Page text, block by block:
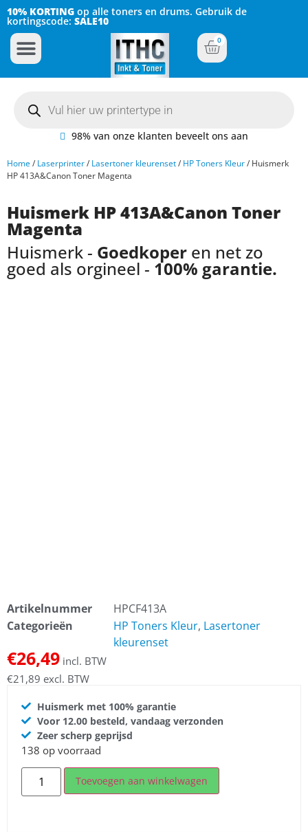
10% KORTING op alle toners en drums. Gebruik de
kortingscode: SALE10
0
98% van onze klanten beveelt ons aan
Home/ Laserprinter/ Lasertoner kleurenset/ HP Toners Kleur/ Huismerk
HP 413A&Canon Toner Magenta
Huismerk HP 413A&Canon Toner
Magenta
Huismerk - Goedkoper en net zo
goed als orgineel - 100% garantie.
Artikelnummer
HPCF413A
Categorieën
HP Toners Kleur, Lasertoner
kleurenset
€26,49 incl. BTW
€21,89 excl. BTW
Huismerk met 100% garantie
Voor 12.00 besteld, vandaag verzonden
Zeer scherp geprijsd
138 op voorraad
Toevoegen aan winkelwagen